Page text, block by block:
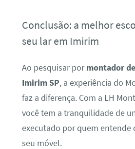
Conclusão: a melhor
seu lar em Imirim
Ao pesquisar pormontador
Imirim SP, a experiência do
faz a diferença. Com a LH
você tem a tranquilidade de
executado por quem entende
seu móvel.